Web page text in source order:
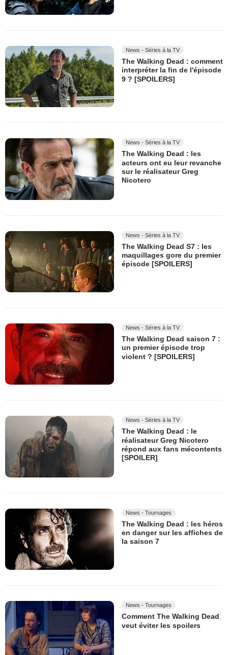
News - Séries à la TV
The Walking Dead : comment
interpréter la fin de l'épisode
9 ? [SPOILERS]
News - Séries à la TV
The Walking Dead : les
acteurs ont eu leur revanche
sur le réalisateur Greg
Nicotero
News - Séries à la TV
The Walking Dead S7 : les
maquillages gore du premier
épisode [SPOILERS]
News - Séries à la TV
The Walking Dead saison 7 :
un premier épisode trop
violent ? [SPOILERS]
News - Séries à la TV
The Walking Dead : le
réalisateur Greg Nicotero
répond aux fans mécontents
[SPOILER]
News - Tournages
The Walking Dead : les héros
en danger sur les affiches de
la saison 7
News - Tournages
Comment The Walking Dead
veut éviter les spoilers